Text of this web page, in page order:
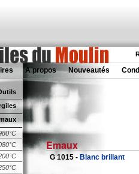
A propos Nouveautés
Emaux
G 1015 - Blanc brillant